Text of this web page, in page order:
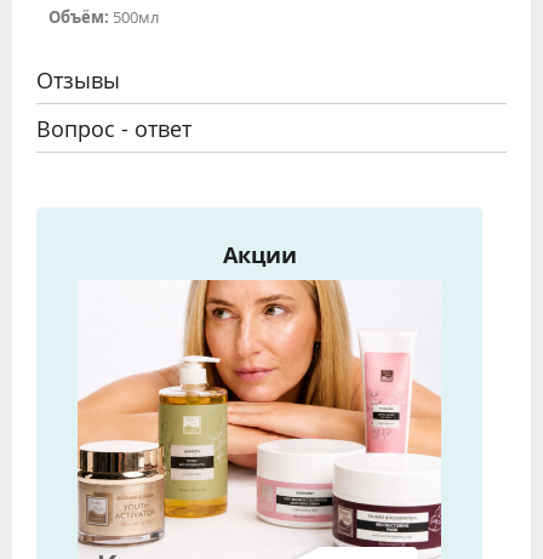
Объём: 500мл
Отзывы
Вопрос - ответ
Акции